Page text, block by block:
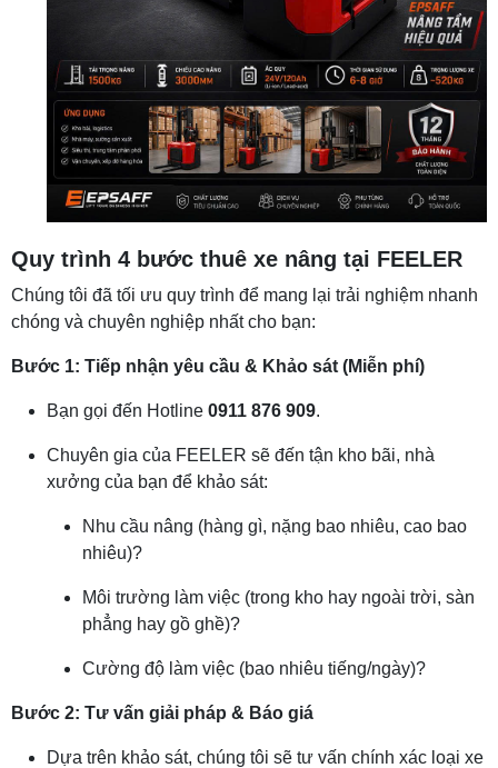
Quy trình 4 bước thuê xe nâng tại FEELER
Chúng tôi đã tối ưu quy trình để mang lại trải nghiệm nhanh
chóng và chuyên nghiệp nhất cho bạn:
Bước 1: Tiếp nhận yêu cầu & Khảo sát (Miễn phí)
Bạn gọi đến Hotline 0911 876 909.
Chuyên gia của FEELER sẽ đến tận kho bãi, nhà
xưởng của bạn để khảo sát:
Nhu cầu nâng (hàng gì, nặng bao nhiêu, cao bao
nhiêu)?
Môi trường làm việc (trong kho hay ngoài trời, sàn
phẳng hay gồ ghề)?
Cường độ làm việc (bao nhiêu tiếng/ngày)?
Bước 2: Tư vấn giải pháp & Báo giá
Dựa trên khảo sát, chúng tôi sẽ tư vấn chính xác loại xe